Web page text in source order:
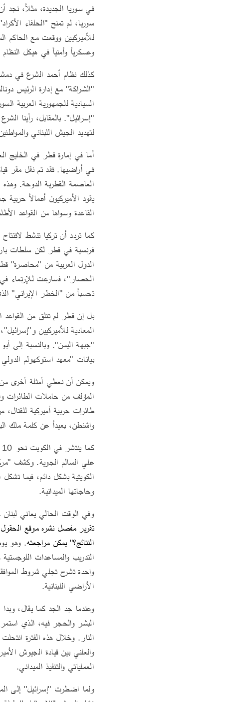
في سوريا الجديدة، مثلاً، نجد
سوريا، لم تمنح "الحلفاء
للأميركيين ووقعت مع الحاكم
وعسكرياُ وأمنياً في هيكل
كذلك نظام أحمد الشرع في
"الشراكة" مع إدارة الرئيس
السيادية للجمهورية العربية
"إسرائيل". بالمقابل، رأينا
لتهديد الجيش اللبناني
أما في إمارة قطر في الخليج
العاصمة القطرية الدوحة.
يقود الأميركيون أعمالاً
القاعدة وسواها من القواعد
كما تردد أن تركيا تنشط
فرنسية في قطر لكن سلطات
الحصار"، فسارعت للإرتماء
تحسباً من "الخطر الإيراني"
بل إن قطر لم تتلق من
المعادية للأميركيين
"جبهة اليمن". وبالنسبة إلى
بيانات "معهد استوكهولم
ويمكن أن نعطي أمثلة أخرى
المؤلف من حاملات الطائرات
واشنطن، بعيداً عن كلمة ملك
الكويتية بشكل دائم، فيما
وحاجاتها الميدانية.
وفي الوقت الحالي يعاني
النتائج؟" يمكن مراجعته. وهو
التدريب والمساعدات
واحدة تشرح تجلي شروط
الأراضي اللبنانية.
وعندما جد الجد كما يقال،
النار. وخلال هذه الفترة
والعلني بين قيادة الجيوش
العملياتي والتنفيذ الميداني.